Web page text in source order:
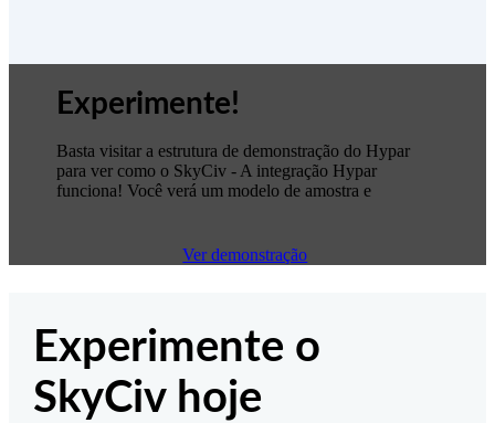
Experimente!
Basta visitar a estrutura de demonstração do Hypar
para ver como o SkyCiv - A integração Hypar
funciona! Você verá um modelo de amostra e
Ver demonstração
Experimente o
SkyCiv hoje